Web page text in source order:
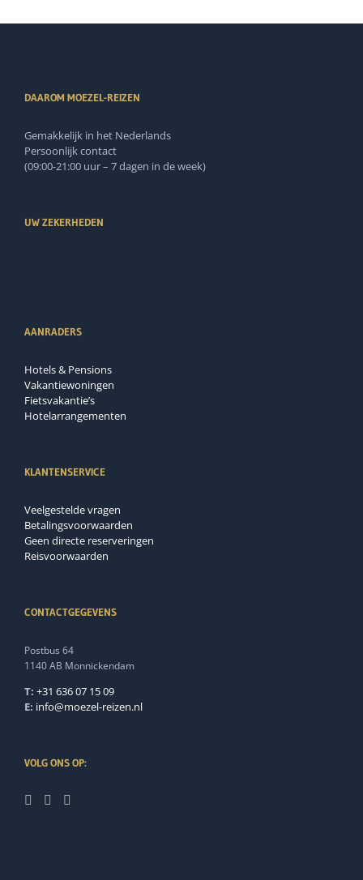
DAAROM MOEZEL-REIZEN
Gemakkelijk in het Nederlands
Persoonlijk contact
(09:00-21:00 uur – 7 dagen in de week)
UW ZEKERHEDEN
AANRADERS
Hotels & Pensions
Vakantiewoningen
Fietsvakantie’s
Hotelarrangementen
KLANTENSERVICE
Veelgestelde vragen
Betalingsvoorwaarden
Geen directe reserveringen
Reisvoorwaarden
CONTACTGEGEVENS
Postbus 64
1140 AB Monnickendam
T: +31 636 07 15 09
E: info@moezel-reizen.nl
VOLG ONS OP: